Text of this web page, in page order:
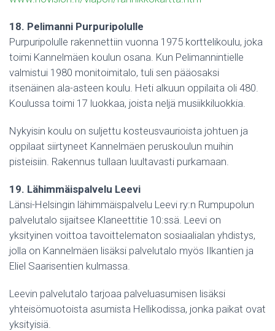
18. Pelimanni Purpuripolulle
Purpuripolulle rakennettiin vuonna 1975 korttelikoulu, joka
toimi Kannelmäen koulun osana. Kun Pelimannintielle
valmistui 1980 monitoimitalo, tuli sen pääosaksi
itsenäinen ala-asteen koulu. Heti alkuun oppilaita oli 480.
Koulussa toimi 17 luokkaa, joista neljä musiikkiluokkia.
Nykyisin koulu on suljettu kosteusvaurioista johtuen ja
oppilaat siirtyneet Kannelmäen peruskoulun muihin
pisteisiin. Rakennus tullaan luultavasti purkamaan.
19. Lähimmäispalvelu Leevi
Länsi-Helsingin lähimmäispalvelu Leevi ry:n Rumpupolun
palvelutalo sijaitsee Klaneettitie 10:ssä. Leevi on
yksityinen voittoa tavoittelematon sosiaalialan yhdistys,
jolla on Kannelmäen lisäksi palvelutalo myös Ilkantien ja
Eliel Saarisentien kulmassa.
Leevin palvelutalo tarjoaa palveluasumisen lisäksi
yhteisömuotoista asumista Hellikodissa, jonka paikat ovat
yksityisiä.